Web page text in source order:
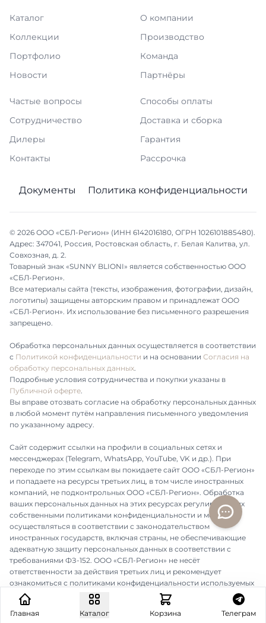
Главная Каталог Корзина Телеграм
Каталог
Коллекции
Портфолио
Новости
О компании
Производство
Команда
Партнёры
Частые вопросы
Сотрудничество
Дилеры
Контакты
Способы оплаты
Доставка и сборка
Гарантия
Рассрочка
Документы Политика конфиденциальности
© 2026 ООО «СБЛ-Регион» (ИНН 6142016180, ОГРН 1026101885480).
Адрес: 347041, Россия, Ростовская область, г. Белая Калитва, ул.
Совхозная, д. 2.
Товарный знак «SUNNY BLIONI» является собственностью ООО
«СБЛ-Регион».
Все материалы сайта (тексты, изображения, фотографии, дизайн,
логотипы) защищены авторским правом и принадлежат ООО
«СБЛ-Регион». Их использование без письменного разрешения
запрещено.
Обработка персональных данных осуществляется в соответствии
с Политикой конфиденциальности и на основании Согласия на
обработку персональных данных.
Подробные условия сотрудничества и покупки указаны в
Публичной оферте.
Вы вправе отозвать согласие на обработку персональных данных
в любой момент путём направления письменного уведомления
по указанному адресу.
Сайт содержит ссылки на профили в социальных сетях и
мессенджерах (Telegram, WhatsApp, YouTube, VK и др.). При
переходе по этим ссылкам вы покидаете сайт ООО «СБЛ-Регион»
и попадаете на ресурсы третьих лиц, в том числе иностранных
компаний, не подконтрольных ООО «СБЛ-Регион». Обработка
ваших персональных данных на этих ресурсах регулируется их
собственными политиками конфиденциальности и может
осуществляться в соответствии с законодательством
иностранных государств, включая страны, не обеспечивающие
адекватную защиту персональных данных в соответствии с
требованиями ФЗ-152. ООО «СБЛ-Регион» не несёт
ответственности за действия третьих лиц и рекомендует
ознакомиться с политиками конфиденциальности используемых
вами сервисов.